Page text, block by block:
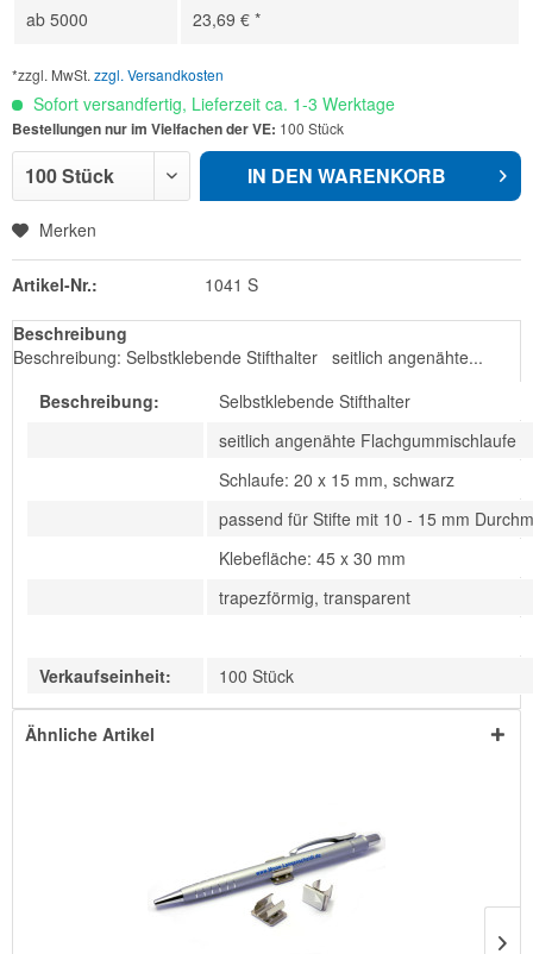
ab 5000 23,69 € *
*zzgl. MwSt. zzgl. Versandkosten
Sofort versandfertig, Lieferzeit ca. 1-3 Werktage
Bestellungen nur im Vielfachen der VE: 100 Stück
IN DEN WARENKORB
Merken
Artikel-Nr.: 1041 S
Beschreibung
Beschreibung: Selbstklebende Stifthalter seitlich angenähte...
Beschreibung:
Selbstklebende Stifthalter
seitlich angenähte Flachgummischlaufe
Schlaufe: 20 x 15 mm, schwarz
passend für Stifte mit 10 - 15 mm
Klebefläche: 45 x 30 mm
trapezförmig, transparent
Verkaufseinheit: 100 Stück
Ähnliche Artikel